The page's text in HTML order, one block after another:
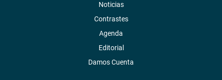
Noticias
Contrastes
Agenda
Editorial
Damos Cuenta